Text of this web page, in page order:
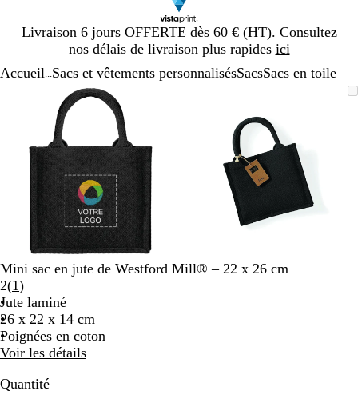
Livraison 6 jours OFFERTE dès 60 € (HT). Consultez
nos délais de livraison plus rapides ici
Diapositive
1
Accueil Sacs et vêtements personnalisésSacsSacs en toile
Image
zoomable
Zoom
au
minimum
Cliquez
pour
développer
Utilisez
les
touches
et
moins
pour
zoomer
et
les
touches
fléchées
défiler
minimum
développer
touches
plus
et
moins
zoomer
et
fléchées
Mini sac en jute de Westford Mill® – 22 x 26 cm
2(1Lire
les
1
avis
)
Jute laminé
26 x 22 x 14 cm
Poignées en coton
Voir les détails
Quantité